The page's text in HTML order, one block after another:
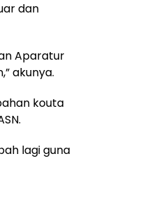
dan
Aparatur
akunya.
kouta
lagi guna